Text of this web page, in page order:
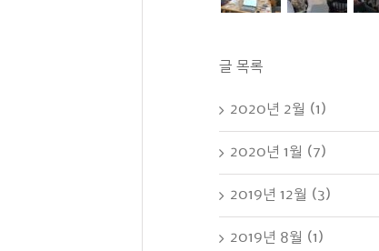
글 목록
2020년 2월 (1)
2020년 1월 (7)
2019년 12월 (3)
2019년 8월 (1)